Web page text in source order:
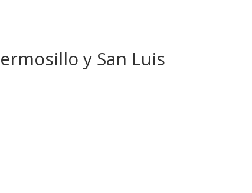
y San Luis